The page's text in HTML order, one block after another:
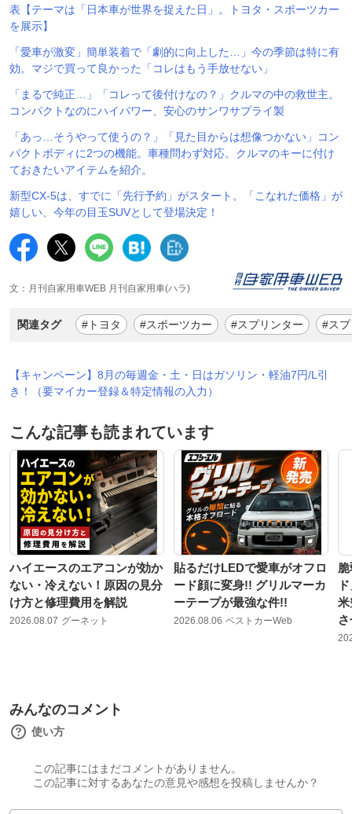
表【テーマは「日本車が世界を捉えた日」。トヨタ・スポーツカー
を展示】
「愛車が激変」簡単装着で「劇的に向上した…」今の季節は特に有
効。マジで買って良かった「コレはもう手放せない」
「まるで純正…」「コレって後付けなの？」クルマの中の救世主。
コンパクトなのにハイパワー、安心のサンワサプライ製
「あっ…そうやって使うの？」「見た目からは想像つかない」コン
パクトボディに2つの機能。車種問わず対応。クルマのキーに付け
ておきたいアイテムを紹介。
新型CX-5は、すでに「先行予約」がスタート。「こなれた価格」が
嬉しい、今年の目玉SUVとして登場決定！
文：月刊自家用車WEB 月刊自家用車(ハラ)
関連タグ #トヨタ #スポーツカー #スプリンター #ス
【キャンペーン】8月の毎週金・土・日はガソリン・軽油7円/L引
き！（要マイカー登録＆特定情報の入力）
こんな記事も読まれています
ハイエースのエアコンが効か
ない・冷えない！原因の見分
け方と修理費用を解説
2026.08.07 グーネット
貼るだけLEDで愛車がオフロ
ード顔に変身!! グリルマーカ
ーテープが最強な件!!
2026.08.06 ベストカーWeb
米
みんなのコメント
使い方
この記事にはまだコメントがありません。
この記事に対するあなたの意見や感想を投稿しませんか？